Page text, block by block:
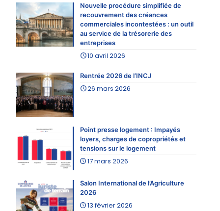
Nouvelle procédure simplifiée de
recouvrement des créances
commerciales incontestées : un outil
au service de la trésorerie des
entreprises
10 avril 2026
Rentrée 2026 de l’INCJ
26 mars 2026
Point presse logement : Impayés
loyers, charges de copropriétés et
tensions sur le logement
17 mars 2026
Salon International de l’Agriculture
2026
13 février 2026